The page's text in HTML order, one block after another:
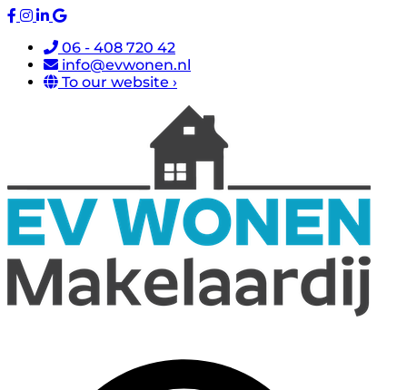
06 - 408 720 42
info@evwonen.nl
To our website ›